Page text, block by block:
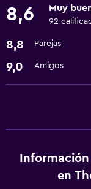
Servicios básicos
Wifi gratis
8,6 Muy
92
8,8 Parejas
9,0 Amigos
en